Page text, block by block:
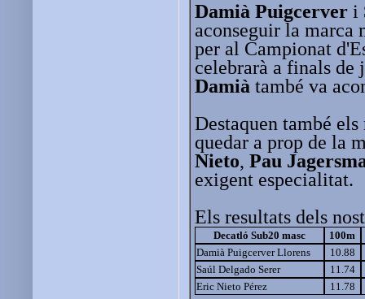
Damià Puigcerver i
aconseguir la
per al Campionat
celebrarà a finals de
Damià també va
Destaquen també els
quedar a prop de la
Nieto, Pau
exigent especialitat.
Els resultats dels
Decatló Sub20 masc
100m
Damià Puigcerver Llorens
10.88
Saúl Delgado Serer
11.74
Eric Nieto Pérez
11.78